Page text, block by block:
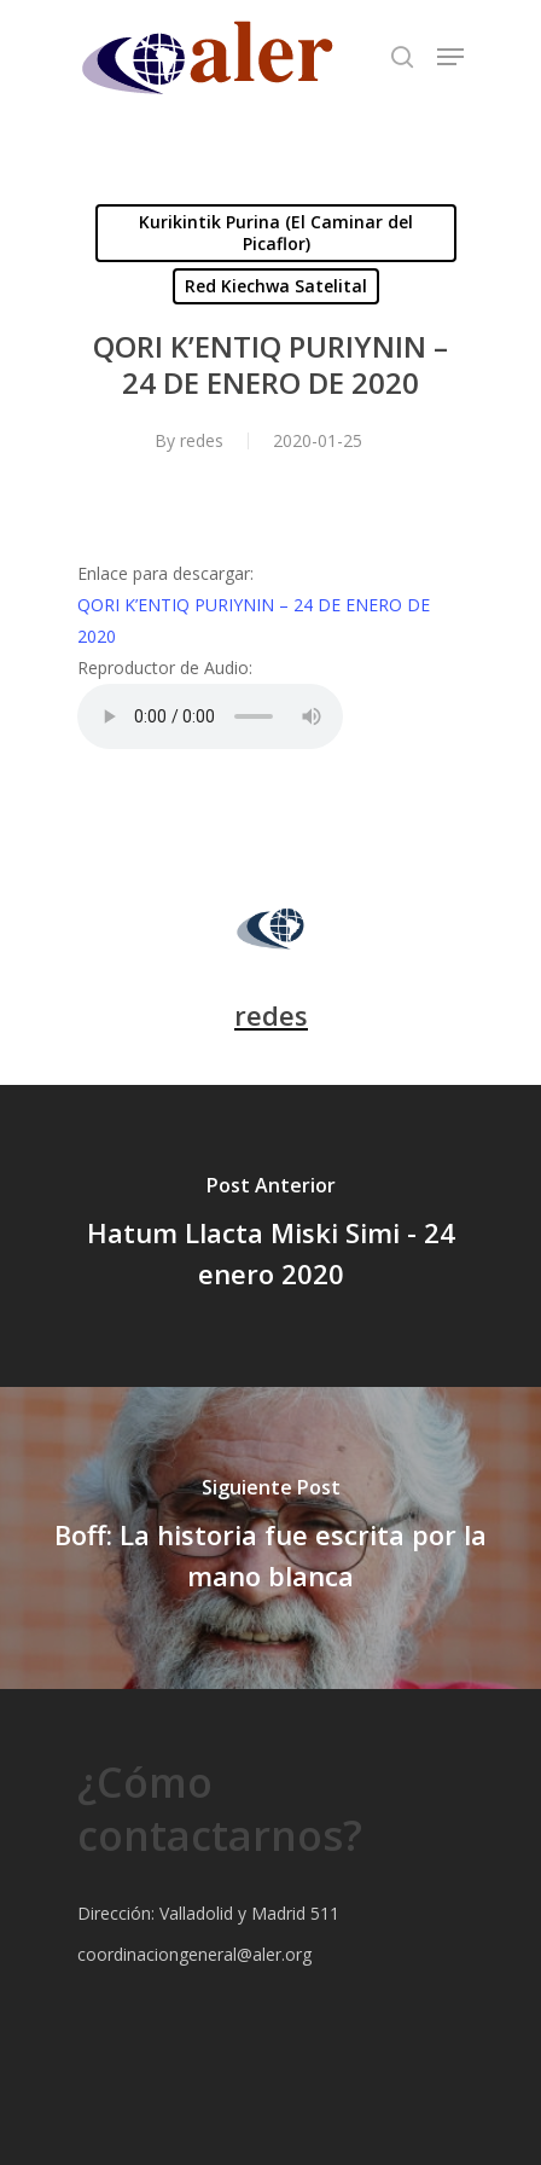
Kurikintik Purina (El Caminar del
Picaflor)
Red Kiechwa Satelital
QORI K’ENTIQ PURIYNIN –
24 DE ENERO DE 2020
By redes 2020-01-25
Enlace para descargar:
QORI K’ENTIQ PURIYNIN – 24 DE ENERO DE
2020
Reproductor de Audio:
redes
Post Anterior
Hatum Llacta Miski Simi - 24
enero 2020
Siguiente Post
Boff: La historia fue escrita por la
mano blanca
¿Cómo
contactarnos?
Dirección: Valladolid y Madrid 511
coordinaciongeneral@aler.org